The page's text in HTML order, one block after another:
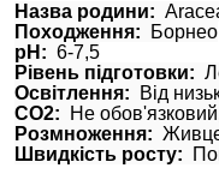
Назва родини:
Походження:
Борнео
pH: 6-7,5
Рівень підготовки:
Освітлення:
Від
CO2:
Не
Розмноження:
Швидкість росту: